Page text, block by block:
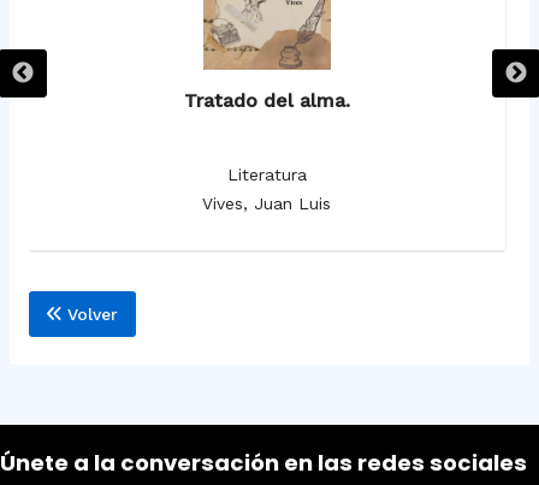
Tratado del alma.
Literatura
Vives, Juan Luis
Volver
Únete a la conversación en las redes sociales